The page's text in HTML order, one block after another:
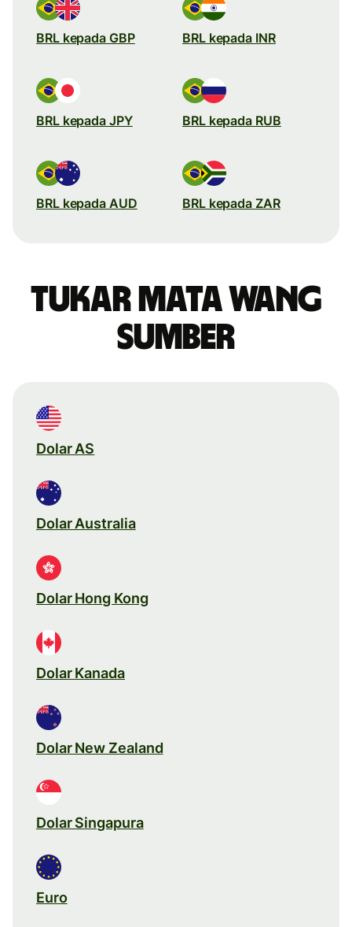
BRL kepada GBP BRL kepada INR
BRL kepada JPY BRL kepada RUB
BRL kepada AUD BRL kepada ZAR
Tukar mata wang
sumber
Dolar AS
Dolar Australia
Dolar Hong Kong
Dolar Kanada
Dolar New Zealand
Dolar Singapura
Euro